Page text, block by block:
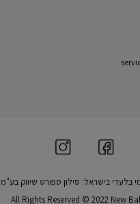
בלעדי בישראל: סילון ספורט שיווק בע"מ
All Rights Reserved © 2022 New